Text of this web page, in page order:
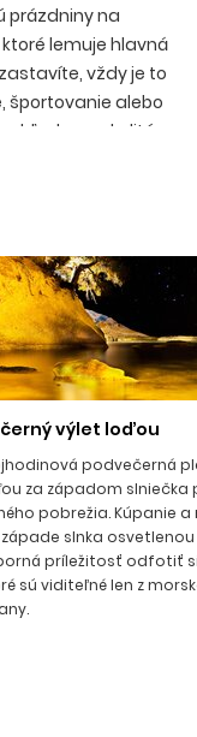
prázdniny na
lemuje hlavná
vždy je to
športovanie alebo
na okolitú
auto, okrem
zájazdy odlietajú z
Let trvá
zo Slovenska na
trajektu z
ostrova,
pre svoju príjemnú
cukrární,
na plážovej
motoriek. Pláž
ďalších krásnych
nádherná Notos
výlet loďou
podvečerná
za západom slniečka
pobrežia. Kúpanie
slnka
príležitosť odfotiť
sú viditeľné len z